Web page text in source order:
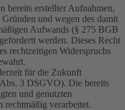
bereits erstellter Aufnahmen,
und wegen des damit
Aufwands (§ 275 BGB
werden. Dieses Recht
rechtzeitigen Widerspruchs
für die Zukunft
3 DSGVO). Die bereits
und genutzten
rechtmäßig verarbeitet.